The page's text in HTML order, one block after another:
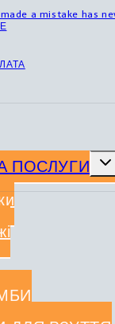
a mistake has
ПОСЛУГИ